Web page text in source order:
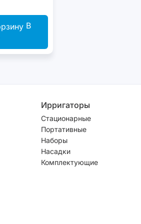
В
Ирригаторы
Стационарные
Портативные
Наборы
Насадки
Комплектующие